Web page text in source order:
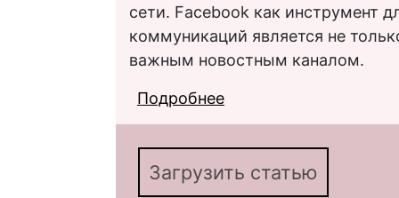
сети. Facebook как инструмент
коммуникаций является не
важным новостным каналом.
Подробнее
Загрузить статью